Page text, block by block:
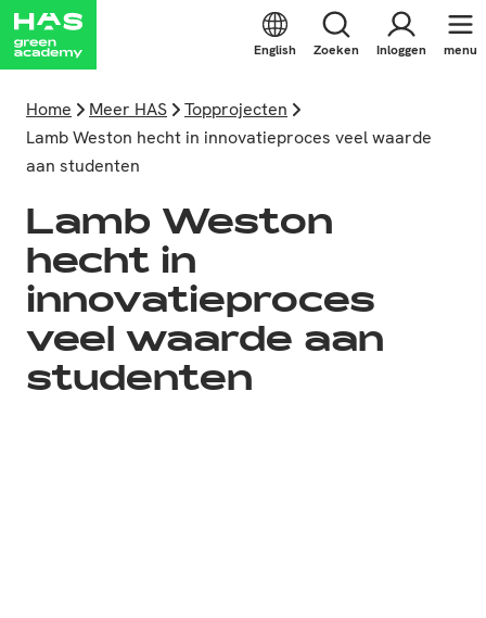
English Zoeken Inloggen menu
Home Meer HAS
Topprojecten
Lamb Weston hecht in innovatieproces veel waarde
aan studenten
Lamb Weston
hecht in
innovatieproces
veel waarde aan
studenten